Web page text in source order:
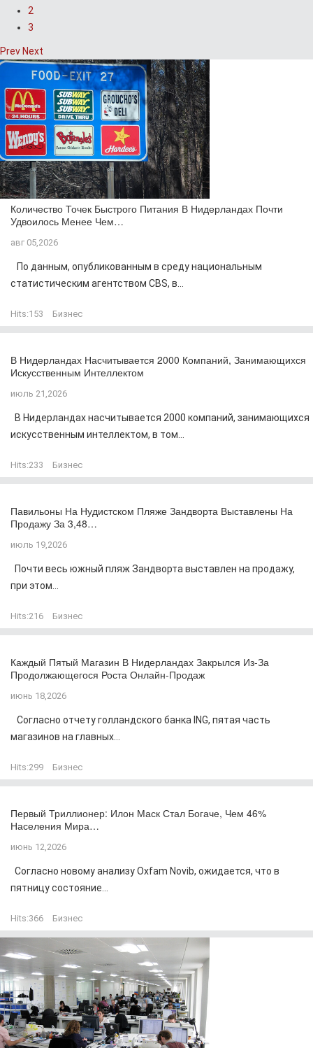
2
3
Prev Next
Количество Точек Быстрого Питания В Нидерландах Почти
Удвоилось Менее Чем…
авг 05,2026
По данным, опубликованным в среду национальным
статистическим агентством CBS, в...
Hits:153 Бизнес
В Нидерландах Насчитывается 2000 Компаний, Занимающихся
Искусственным Интеллектом
июль 21,2026
В Нидерландах насчитывается 2000 компаний, занимающихся
искусственным интеллектом, в том...
Hits:233 Бизнес
Павильоны На Нудистском Пляже Зандворта Выставлены На
Продажу За 3,48…
июль 19,2026
Почти весь южный пляж Зандворта выставлен на продажу,
при этом...
Hits:216 Бизнес
Каждый Пятый Магазин В Нидерландах Закрылся Из-За
Продолжающегося Роста Онлайн-Продаж
июнь 18,2026
Согласно отчету голландского банка ING, пятая часть
магазинов на главных...
Hits:299 Бизнес
Первый Триллионер: Илон Маск Стал Богаче, Чем 46%
Населения Мира…
июнь 12,2026
Согласно новому анализу Oxfam Novib, ожидается, что в
пятницу состояние...
Hits:366 Бизнес